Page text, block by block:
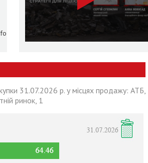
31.07.2026 р. у місцях продажу: АТБ,
ринок, 1